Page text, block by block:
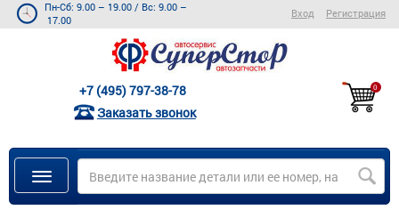
Пн-Сб: 9.00 – 19.00 / Вс: 9.00 –
17.00
Вход Регистрация
+7 (495) 797-38-78
Заказать звонок
0